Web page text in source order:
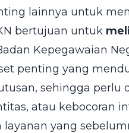
lainnya untuk
bertujuan untuk
Kepegawaian
penting yang
sehingga perlu
atau kebocoran
yang